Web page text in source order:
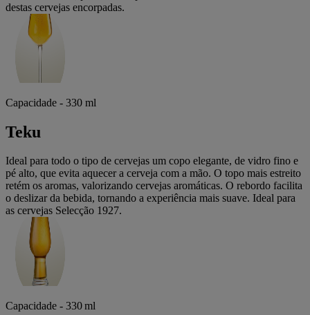
destas cervejas encorpadas.
Capacidade - 330 ml
Teku
Ideal para todo o tipo de cervejas um copo elegante, de vidro fino e
pé alto, que evita aquecer a cerveja com a mão. O topo mais estreito
retém os aromas, valorizando cervejas aromáticas. O rebordo facilita
o deslizar da bebida, tornando a experiência mais suave. Ideal para
as cervejas Selecção 1927.
Capacidade - 330 ml